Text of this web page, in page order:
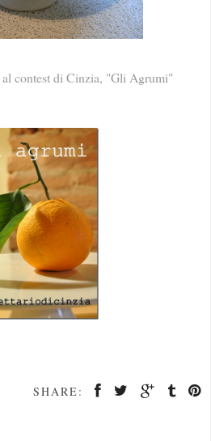
al contest di Cinzia, "Gli Agrumi"
SHARE: